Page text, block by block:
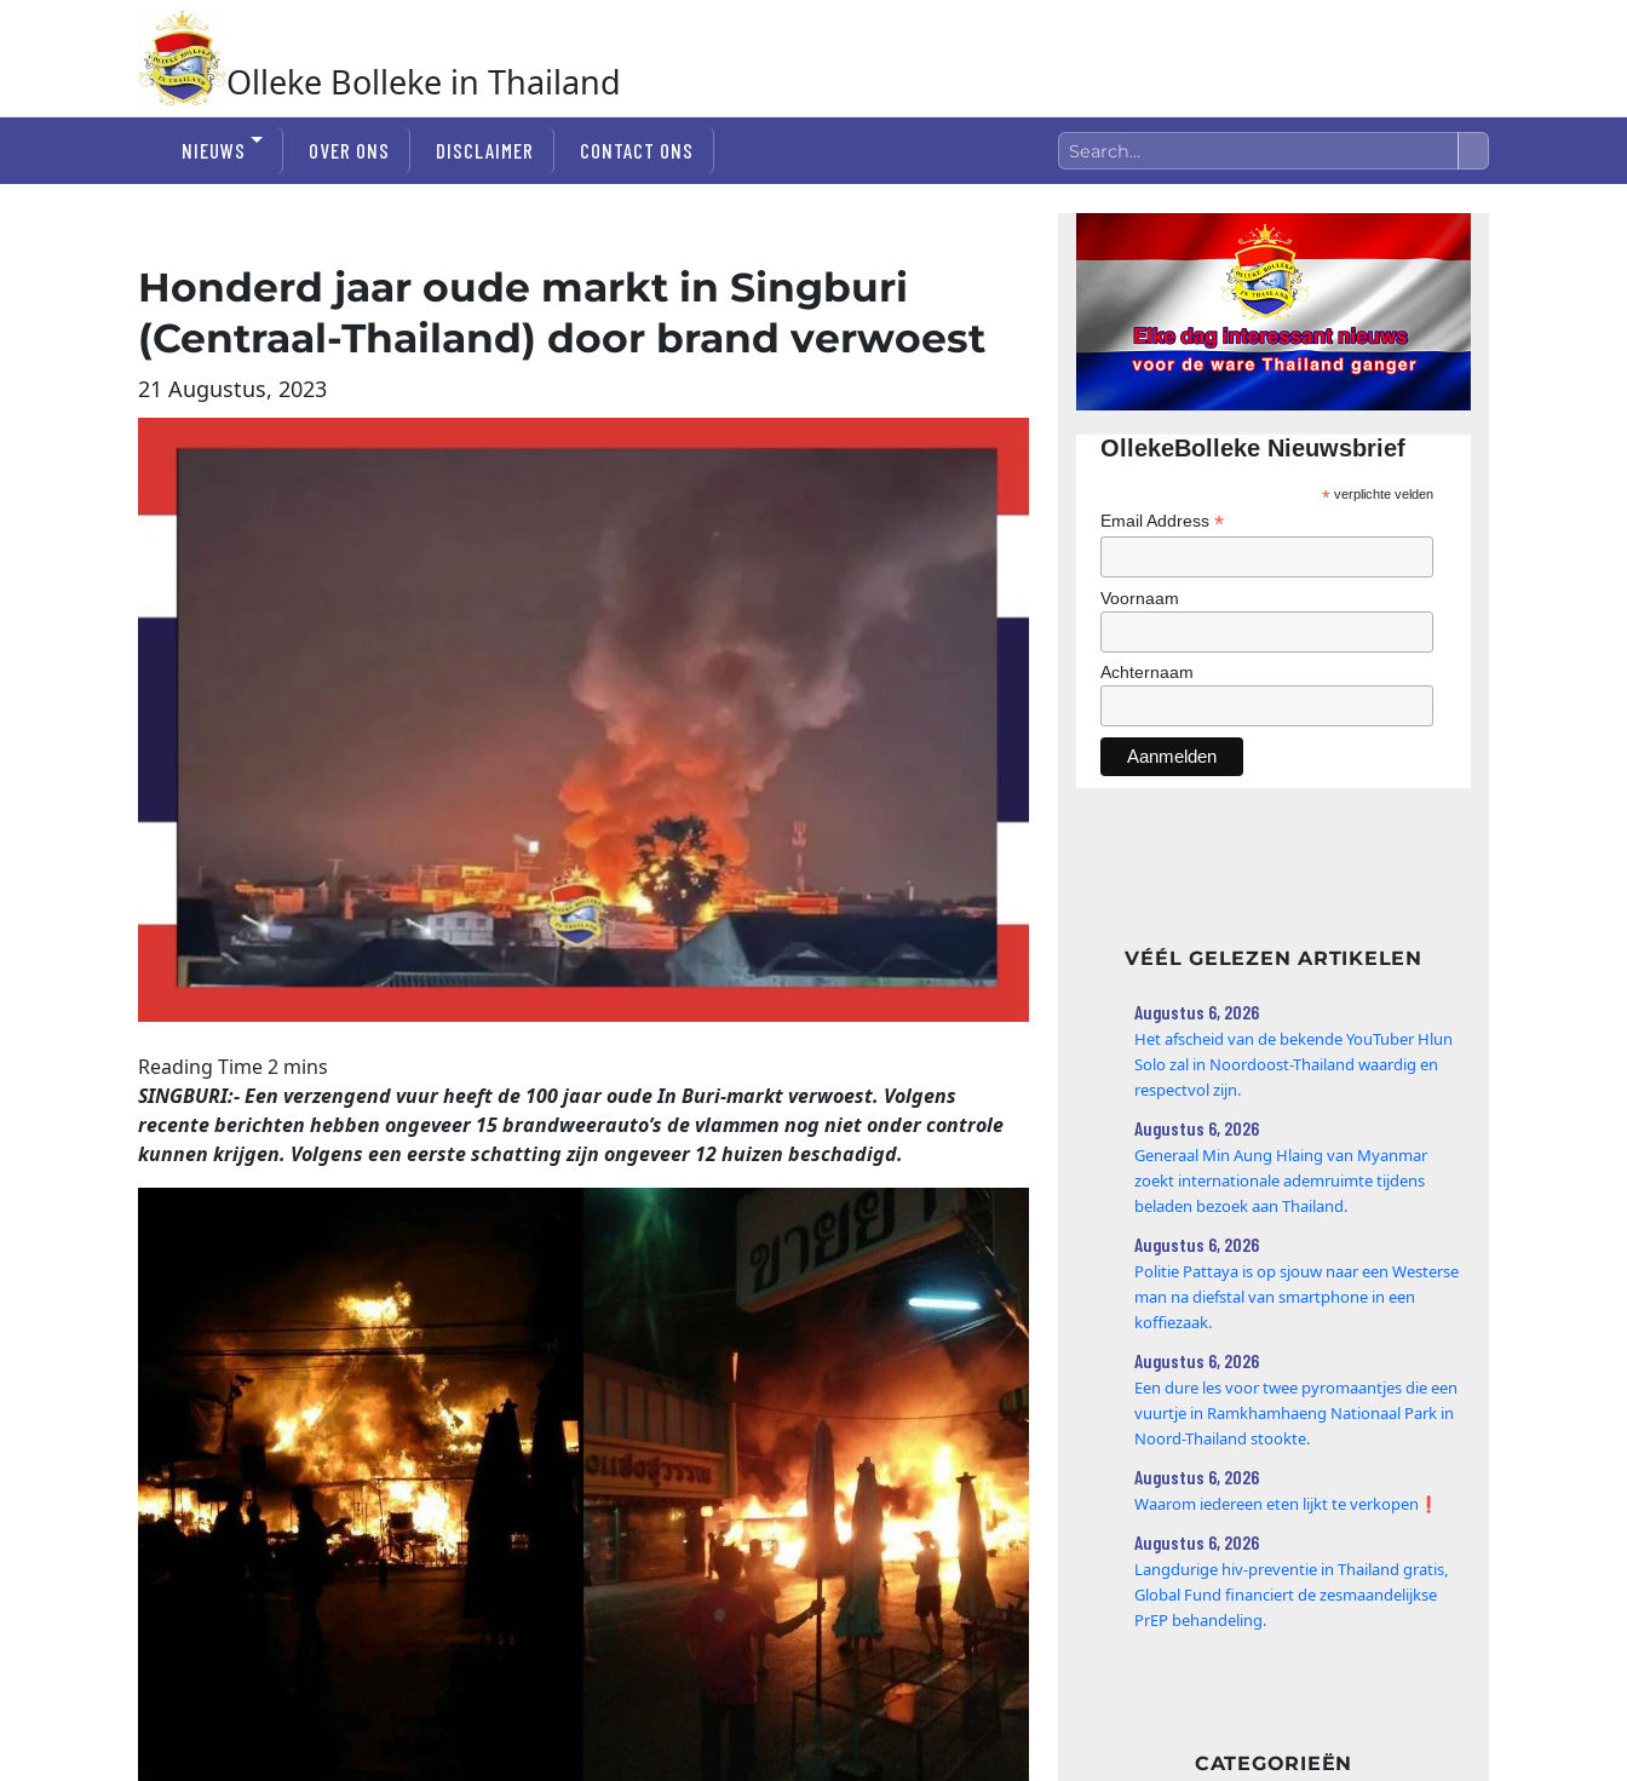
Olleke Bolleke in Thailand
NIEUWS OVER ONS DISCLAIMER CONTACT ONS
Honderd jaar oude markt in Singburi
(Centraal-Thailand) door brand verwoest
21 Augustus, 2023
SINGBURI:- Een verzengend vuur heeft de 100 jaar oude In Buri-markt verwoest. Volgens
recente berichten hebben ongeveer 15 brandweerauto’s de vlammen nog niet onder controle
kunnen krijgen. Volgens een eerste schatting zijn ongeveer 12 huizen beschadigd.
OllekeBolleke Nieuwsbrief
*verplichte velden
Email Address *
Voornaam
Achternaam
VÉÉL GELEZEN ARTIKELEN
Augustus 6, 2026
Het afscheid van de bekende YouTuber Hlun
Solo zal in Noordoost-Thailand waardig en
respectvol zijn.
Augustus 6, 2026
Generaal Min Aung Hlaing van Myanmar
zoekt internationale ademruimte tijdens
beladen bezoek aan Thailand.
Augustus 6, 2026
Politie Pattaya is op sjouw naar een Westerse
man na diefstal van smartphone in een
koffiezaak.
Augustus 6, 2026
Een dure les voor twee pyromaantjes die een
vuurtje in Ramkhamhaeng Nationaal Park in
Noord-Thailand stookte.
Augustus 6, 2026
Waarom iedereen eten lijkt te verkopen❗️
Augustus 6, 2026
Langdurige hiv-preventie in Thailand gratis,
Global Fund financiert de zesmaandelijkse
PrEP behandeling.
CATEGORIEËN